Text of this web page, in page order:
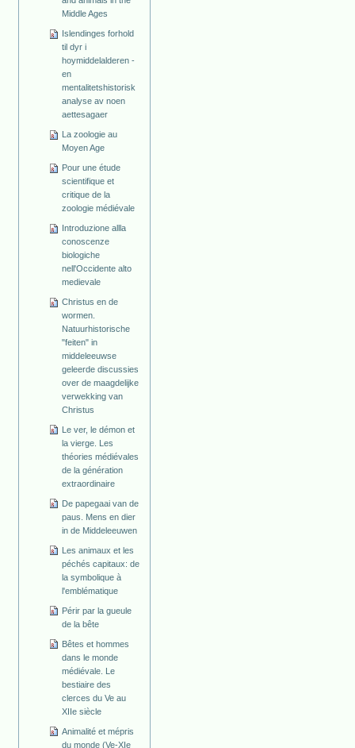
Middle Ages
Islendinges forhold
til dyr i
hoymiddelalderen -
en
mentalitetshistorisk
analyse av noen
aettesagaer
La zoologie au
Moyen Age
Pour une étude
scientifique et
critique de la
zoologie médiévale
Introduzione allla
conoscenze
biologiche
nell'Occidente alto
medievale
Christus en de
wormen.
Natuurhistorische
"feiten" in
middeleeuwse
geleerde discussies
over de maagdelijke
verwekking van
Christus
Le ver, le démon et
la vierge. Les
théories médiévales
de la génération
extraordinaire
De papegaai van de
paus. Mens en dier
in de Middeleeuwen
Les animaux et les
péchés capitaux: de
la symbolique à
l'emblématique
Périr par la gueule
de la bête
Bêtes et hommes
dans le monde
médiévale. Le
bestiaire des
clerces du Ve au
XIIe siècle
Animalité et mépris
du monde (Ve-XIe